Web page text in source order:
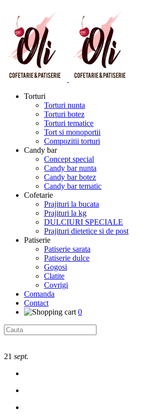
Torturi
Torturi nunta
Torturi botez
Torturi tematice
Tort si monoportii
Compozitii torturi
Candy bar
Concept special
Candy bar nunta
Candy bar botez
Candy bar tematic
Cofetarie
Prajituri la bucata
Prajituri la kg
DULCIURI SPECIALE
Prajituri dietetice si de post
Patiserie
Patiserie sarata
Patiserie dulce
Gogosi
Clatite
Covrigi
Comanda
Contact
0
21 sept.